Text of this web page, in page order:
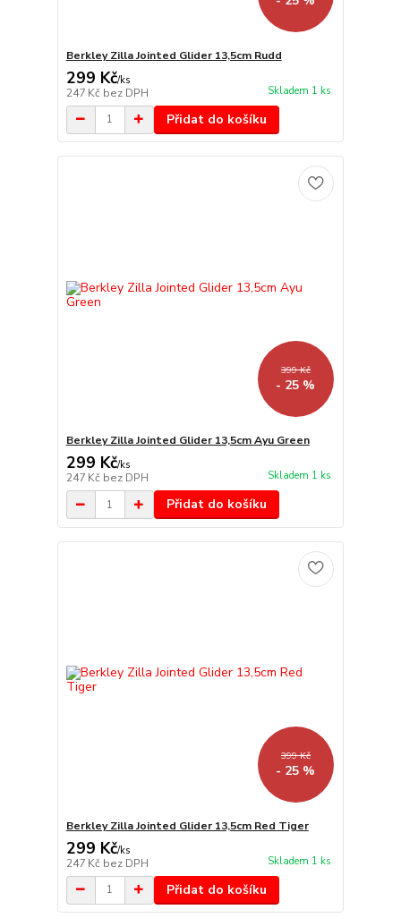
Berkley Zilla Jointed Glider 13,5cm Rudd
299 Kč/ks
247 Kč bez DPH Skladem 1 ks
Přidat do košíku
399 Kč
- 25 %
Berkley Zilla Jointed Glider 13,5cm Ayu Green
299 Kč/ks
247 Kč bez DPH Skladem 1 ks
Přidat do košíku
399 Kč
- 25 %
Berkley Zilla Jointed Glider 13,5cm Red Tiger
299 Kč/ks
247 Kč bez DPH Skladem 1 ks
Přidat do košíku